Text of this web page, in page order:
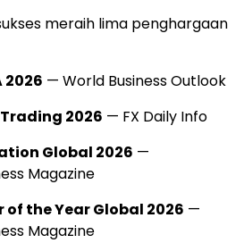
meraih lima penghargaan
2026 — World Business Outlook
2026 — FX Daily Info
Global 2026 —
Magazine
the Year Global 2026 —
Magazine